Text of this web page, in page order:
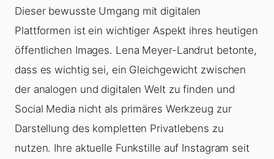
Dieser bewusste Umgang mit digitalen
Plattformen ist ein wichtiger Aspekt ihres heutigen
öffentlichen Images. Lena Meyer-Landrut betonte,
dass es wichtig sei, ein Gleichgewicht zwischen
der analogen und digitalen Welt zu finden und
Social Media nicht als primäres Werkzeug zur
Darstellung des kompletten Privatlebens zu
nutzen. Ihre aktuelle Funkstille auf Instagram seit